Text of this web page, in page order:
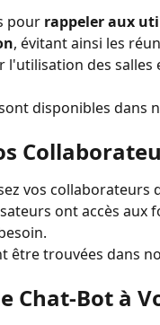
pour rappeler aux
, évitant ainsi les
des
disponibles dans
vos collaborateurs
ont accès aux
être trouvées dans
Chat-Bot à